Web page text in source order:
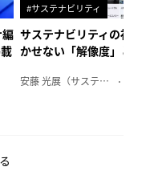
#サステナビリティ
サステナビリティの社内浸
かせない「解像度」とは
安藤 光展（サステナビリティ・コンサルタント）